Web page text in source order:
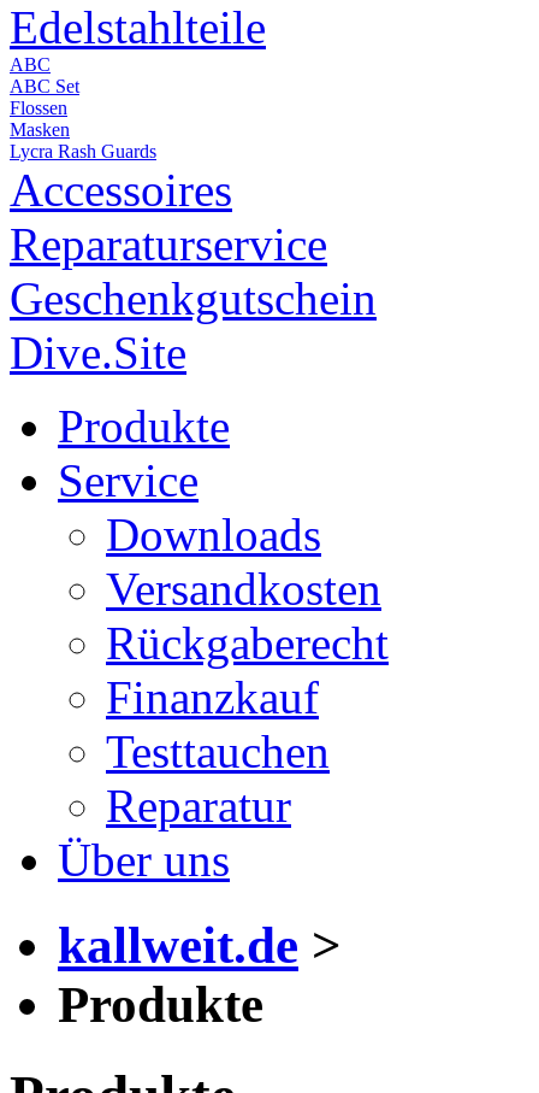
Edelstahlteile
ABC
ABC Set
Flossen
Masken
Lycra Rash Guards
Accessoires
Reparaturservice
Geschenkgutschein
Dive.Site
Produkte
Service
Downloads
Versandkosten
Rückgaberecht
Finanzkauf
Testtauchen
Reparatur
Über uns
kallweit.de >
Produkte